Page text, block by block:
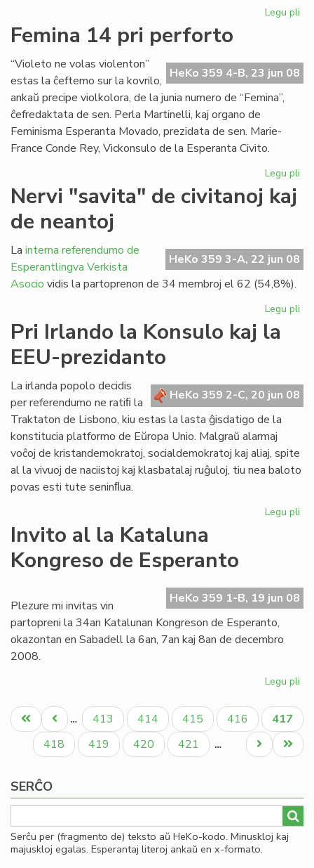
Legu pli
nia
Femina 14 pri perforto
HeKo 359 4-B, 23 jun 08
“Violeto ne volas violenton”
estas la ĉeftemo sur la kovrilo,
ankaŭ precipe violkolora, de la junia numero de “Femina”,
ĉefredaktata de sen. Perla Martinelli, kaj organo de
Feminisma Esperanta Movado, prezidata de sen. Marie-
France Conde Rey, Vickonsulo de la Esperanta Civito.
Legu pli
Nervi "savita" de civitanoj kaj
de neantoj
HeKo 359 3-A, 22 jun 08
La interna referendumo de
Esperantlingva Verkista
Asocio vidis la partoprenon de 34 membroj el 62 (54,8%).
Legu pli
kaj
Pri Irlando la Konsulo kaj la
EEU-prezidanto
HeKo 359 2-C, 20 jun 08
La irlanda popolo decidis
per referendumo ne ratiﬁ la
Traktaton de Lisbono, kiu estas la lasta ĝisdatigo de la
konstitucia platformo de Eŭropa Unio. Malgraŭ alarmaj
voĉoj de kristandemokratoj, socialdemokratoj kaj aliaj, spite
al la vivuoj de naciistoj kaj klasbatalaj ruĝuloj, tiu nea baloto
povas esti tute seninﬂua.
Legu pli
kaj
Invito al la Kataluna
Kongreso de Esperanto
HeKo 359 1-B, 19 jun 08
Plezure mi invitas vin
partopreni la 34an Katalunan Kongreson de Esperanto,
okazontan en Sabadell la 6an, 7an kaj 8an de decembro
2008.
Legu pli
al
la
Pagination
Unua
paĝo
Antaŭa
paĝo
… Paĝo
413 Paĝo
414 Paĝo
415 Paĝo
416
Aktuala
paĝo
417
Paĝo
418 Paĝo
419 Paĝo
420 Paĝo
421 …
Last
page
Next
page
SERĈO
Serĉu per (fragmento de) teksto aŭ HeKo-kodo. Minuskloj kaj
majuskloj egalas. Esperantaj literoj ankaŭ en x-formato.